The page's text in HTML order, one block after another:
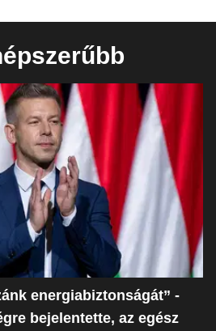
energiabiztonságát” -
bejelentette, az egész